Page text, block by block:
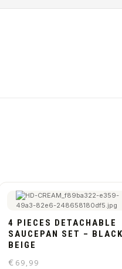
4 PIECES DETACHABLE
SAUCEPAN SET –
BEIGE
€ 69,99